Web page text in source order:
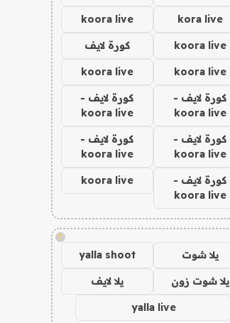
kora live
koora live
koora live كورة لايف
koora live
koora live
كورة لايف -
koora live
كورة لايف -
koora live
كورة لايف -
koora live
كورة لايف -
koora live
كورة لايف -
koora live
koora live
!
يلا شوت yalla shoot
يلا شوت زون يلا لايف
yalla live